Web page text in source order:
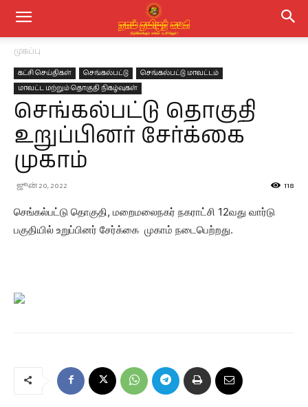
முகப்பு
கட்சி செய்திகள் செங்கல்பட்டு
செங்கல்பட்டு மாவட்டம்
மாவட்ட மற்றும் தொகுதி நிகழ்வுகள்
செங்கல்பட்டு தொகுதி
உறுப்பினர் சேர்க்கை
முகாம்
ஜூன் 20, 2022 118
செங்கல்பட்டு தொகுதி, மறைமலைநகர் நகராட்சி 12வது வார்டு
பகுதியில் உறுப்பினர் சேர்க்கை முகாம் நடைபெற்றது.